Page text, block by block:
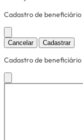
Cadastro de beneficiário
Cancelar Cadastrar
Cadastro de beneficiário